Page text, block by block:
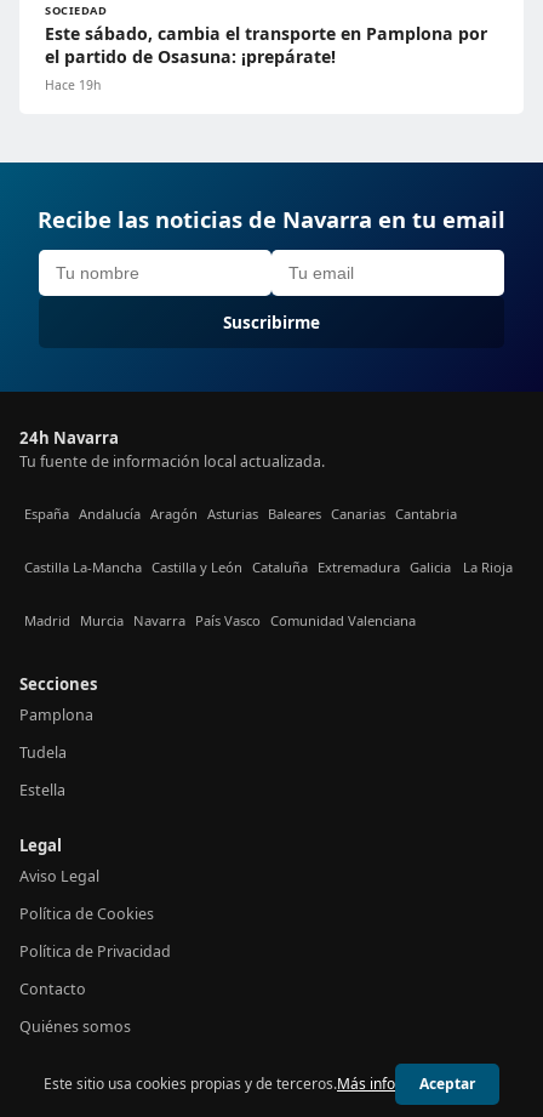
SOCIEDAD
Este sábado, cambia el transporte en Pamplona por
el partido de Osasuna: ¡prepárate!
Hace 19h
Recibe las noticias de Navarra en tu email
Suscribirme
24h Navarra
Tu fuente de información local actualizada.
España Andalucía Aragón Asturias Baleares Canarias Cantabria
Castilla La-Mancha Castilla y León Cataluña Extremadura Galicia La Rioja
Madrid Murcia Navarra País Vasco Comunidad Valenciana
Secciones
Pamplona
Tudela
Estella
Legal
Aviso Legal
Política de Cookies
Política de Privacidad
Contacto
Quiénes somos
© 2026 24h Navarra
Este sitio usa cookies propias y de terceros.Más info Aceptar